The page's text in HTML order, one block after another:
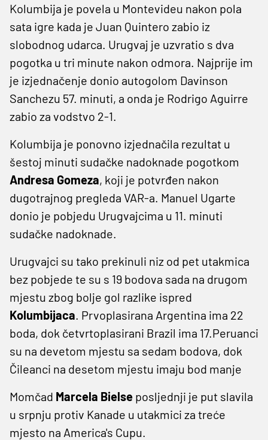
Kolumbija je povela u Montevideu nakon pola
sata igre kada je Juan Quintero zabio iz
slobodnog udarca. Urugvaj je uzvratio s dva
pogotka u tri minute nakon odmora. Najprije im
je izjednačenje donio autogolom Davinson
Sanchezu 57. minuti, a onda je Rodrigo Aguirre
zabio za vodstvo 2-1.
Kolumbija je ponovno izjednačila rezultat u
šestoj minuti sudačke nadoknade pogotkom
Andresa Gomeza, koji je potvrđen nakon
dugotrajnog pregleda VAR-a. Manuel Ugarte
donio je pobjedu Urugvajcima u 11. minuti
sudačke nadoknade.
Urugvajci su tako prekinuli niz od pet utakmica
bez pobjede te su s 19 bodova sada na drugom
mjestu zbog bolje gol razlike ispred
Kolumbijaca. Prvoplasirana Argentina ima 22
boda, dok četvrtoplasirani Brazil ima 17.Peruanci
su na devetom mjestu sa sedam bodova, dok
Čileanci na desetom mjestu imaju bod manje
Momčad Marcela Bielse posljednji je put slavila
u srpnju protiv Kanade u utakmici za treće
mjesto na America's Cupu.